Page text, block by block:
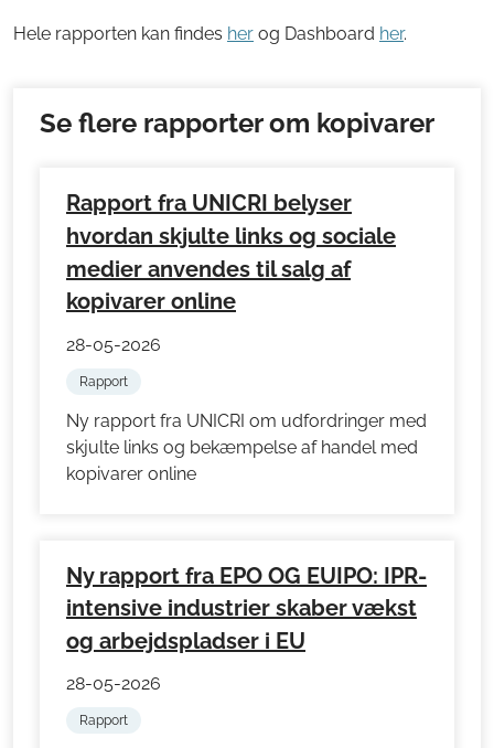
Hele rapporten kan findes her og Dashboard her.
Se flere rapporter om kopivarer
Rapport fra UNICRI belyser
hvordan skjulte links og sociale
medier anvendes til salg af
kopivarer online
28-05-2026
Rapport
Ny rapport fra UNICRI om udfordringer med
skjulte links og bekæmpelse af handel med
kopivarer online
Ny rapport fra EPO OG EUIPO: IPR-
intensive industrier skaber vækst
og arbejdspladser i EU
28-05-2026
Rapport